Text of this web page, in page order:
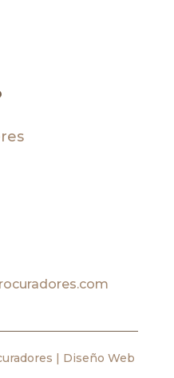
| Diseño Web